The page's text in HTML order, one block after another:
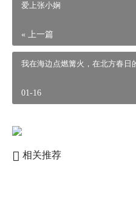
【心里装着他人的安乐，受
自己】
本文来自投稿，不代表本站
爱上张小娴
« 上一篇
我在海边点燃篝火，在北方春日
01-16
相关推荐